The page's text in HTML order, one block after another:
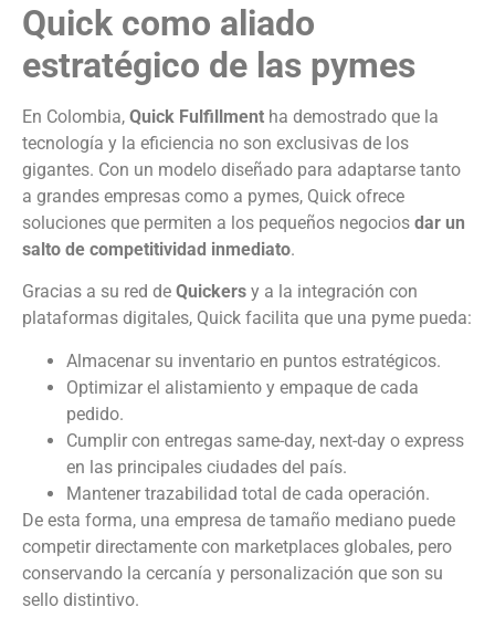
Quick como aliado
estratégico de las pymes
En Colombia, Quick Fulfillment ha demostrado que la
tecnología y la eficiencia no son exclusivas de los
gigantes. Con un modelo diseñado para adaptarse tanto
a grandes empresas como a pymes, Quick ofrece
soluciones que permiten a los pequeños negocios dar un
salto de competitividad inmediato.
Gracias a su red de Quickers y a la integración con
plataformas digitales, Quick facilita que una pyme pueda:
Almacenar su inventario en puntos estratégicos.
Optimizar el alistamiento y empaque de cada
pedido.
Cumplir con entregas same-day, next-day o express
en las principales ciudades del país.
Mantener trazabilidad total de cada operación.
De esta forma, una empresa de tamaño mediano puede
competir directamente con marketplaces globales, pero
conservando la cercanía y personalización que son su
sello distintivo.